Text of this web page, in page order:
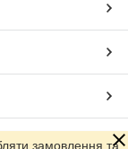
замовлення та